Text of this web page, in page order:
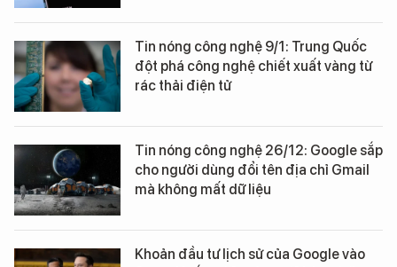
Tin nóng công nghệ 9/1: Trung Quốc
đột phá công nghệ chiết xuất vàng từ
rác thải điện tử
Tin nóng công nghệ 26/12: Google sắp
cho người dùng đổi tên địa chỉ Gmail
mà không mất dữ liệu
Khoản đầu tư lịch sử của Google vào